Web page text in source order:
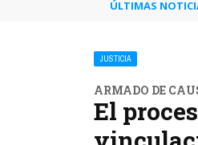
ÚLTIMAS
JUSTICIA
ARMADO DE
El